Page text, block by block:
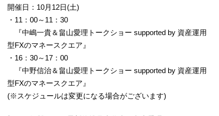
開催日：10月12日(土)
・11：00～11：30
『中嶋一貴＆畠山愛理トークショー supported by 資産運用
型FXのマネースクエア』
・16：30～17：00
『中野信治＆畠山愛理トークショー supported by 資産運用
型FXのマネースクエア』
(※スケジュールは変更になる場合がございます)